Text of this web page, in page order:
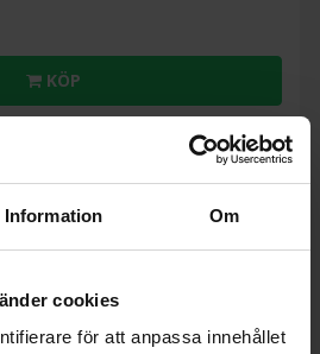
Information Om
cookies
för att anpassa innehållet
KÖP